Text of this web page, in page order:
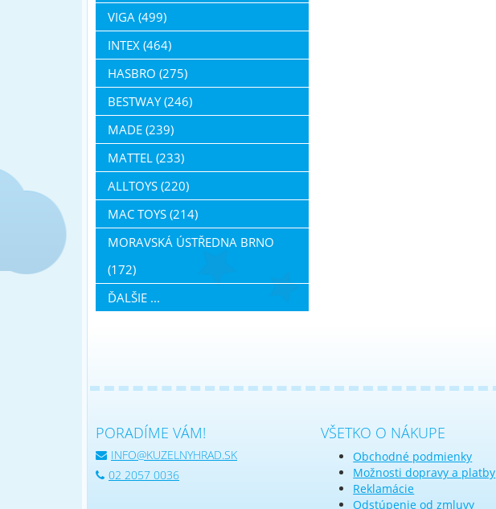
VIGA (499)
INTEX (464)
HASBRO (275)
BESTWAY (246)
MADE (239)
MATTEL (233)
ALLTOYS (220)
MAC TOYS (214)
MORAVSKÁ ÚSTŘEDNA BRNO
(172)
ĎALŠIE ...
PORADÍME VÁM!
INFO@KUZELNYHRAD.SK
02 2057 0036
VŠETKO O NÁKUPE
Obchodné podmienky
Možnosti dopravy a platby
Reklamácie
Odstúpenie od zmluvy